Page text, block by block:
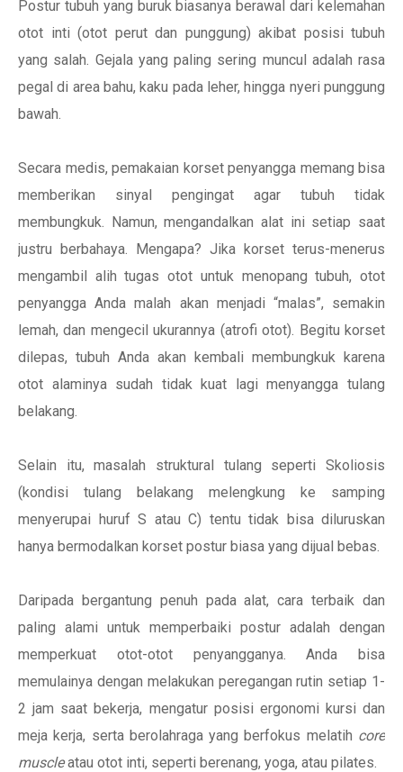
Postur tubuh yang buruk biasanya berawal dari kelemahan
otot inti (otot perut dan punggung) akibat posisi tubuh
yang salah. Gejala yang paling sering muncul adalah rasa
pegal di area bahu, kaku pada leher, hingga nyeri punggung
bawah.
Secara medis, pemakaian korset penyangga memang bisa
memberikan sinyal pengingat agar tubuh tidak
membungkuk. Namun, mengandalkan alat ini setiap saat
justru berbahaya. Mengapa? Jika korset terus-menerus
mengambil alih tugas otot untuk menopang tubuh, otot
penyangga Anda malah akan menjadi “malas”, semakin
lemah, dan mengecil ukurannya (atrofi otot). Begitu korset
dilepas, tubuh Anda akan kembali membungkuk karena
otot alaminya sudah tidak kuat lagi menyangga tulang
belakang.
Selain itu, masalah struktural tulang seperti Skoliosis
(kondisi tulang belakang melengkung ke samping
menyerupai huruf S atau C) tentu tidak bisa diluruskan
hanya bermodalkan korset postur biasa yang dijual bebas.
Daripada bergantung penuh pada alat, cara terbaik dan
paling alami untuk memperbaiki postur adalah dengan
memperkuat otot-otot penyangganya. Anda bisa
memulainya dengan melakukan peregangan rutin setiap 1-
2 jam saat bekerja, mengatur posisi ergonomi kursi dan
meja kerja, serta berolahraga yang berfokus melatih core
muscleatau otot inti, seperti berenang, yoga, atau pilates.